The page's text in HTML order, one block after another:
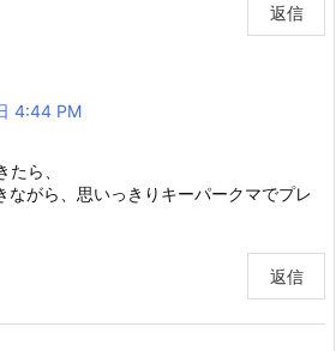
返信
4:44 PM
ら、
ながら、思いっきりキーパークマでプレ
返信